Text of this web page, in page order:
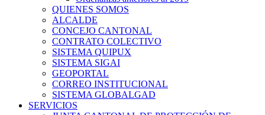
QUIENES SOMOS
ALCALDE
CONCEJO CANTONAL
CONTRATO COLECTIVO
SISTEMA QUIPUX
SISTEMA SIGAI
GEOPORTAL
CORREO INSTITUCIONAL
SISTEMA GLOBALGAD
SERVICIOS